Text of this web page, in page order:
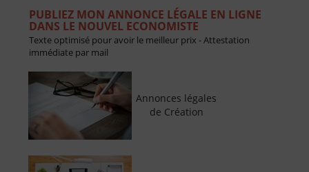
PUBLIEZ MON ANNONCE LÉGALE EN LIGNE
DANS LE NOUVEL ECONOMISTE
Texte optimisé pour avoir le meilleur prix - Attestation
immédiate par mail
Annonces légales
de Création